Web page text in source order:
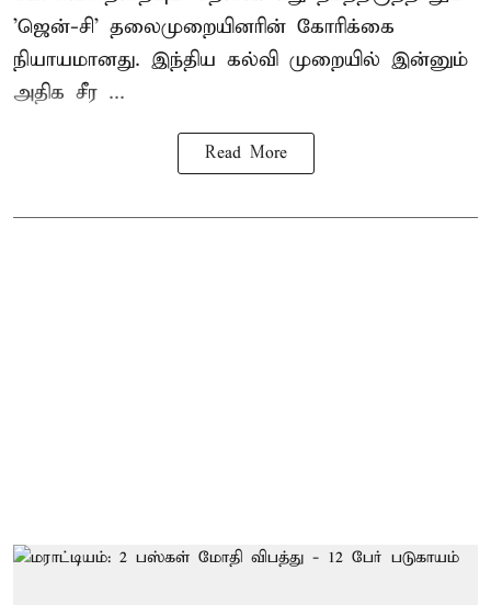
'ஜென்-சி' தலைமுறையினரின் கோரிக்கை
நியாயமானது. இந்திய கல்வி முறையில் இன்னும்
அதிக சீர ...
Read More